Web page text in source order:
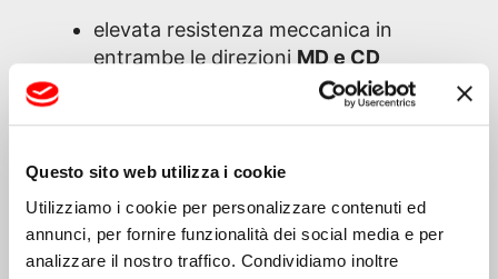
Questo sito web utilizza i cookie
Utilizziamo i cookie per personalizzare contenuti ed
annunci, per fornire funzionalità dei social media e per
analizzare il nostro traffico. Condividiamo inoltre
elevata resistenza meccanica in
entrambe le direzioni MD e CD
(machine direction e cross direction);
ottima resistenza alla flessione e alla
elevata resistenza alla delaminazione;
proprietà isolanti e antiurto;
resistenza all’acqua e all’umidità.